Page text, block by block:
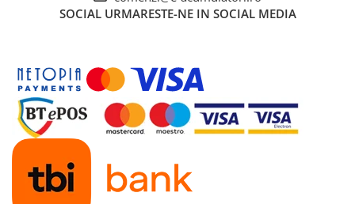
SOCIAL URMARESTE-NE IN SOCIAL MEDIA